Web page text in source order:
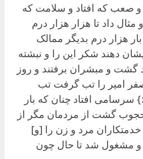
و صعب که افتاد و سلامت که
داد تا هزار هزار درم
هزار درم بدیگر ممالک
دهند شکر این را و نبشته
گشت و مبشران برفتند و روز
امیر را تب گرفت تب
سوزان و {ص۶۶۵} سرسامی افتاد چنان که بار
گشت از مردمان مگر از
خدمتکاران مرد و زن را [و]
و مشغول شد تا حال چون